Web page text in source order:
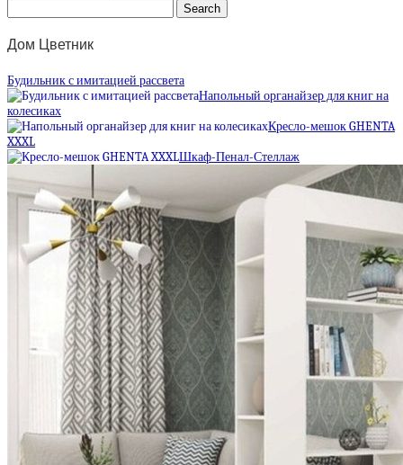
Дом Цветник
Будильник с имитацией рассвета
Напольный органайзер для книг на
колесиках
Кресло-мешок GHENTA
XXXL
Шкаф-Пенал-Стеллаж